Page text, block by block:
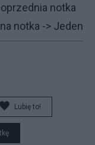
notka
notka -> Jeden
Lubię to!